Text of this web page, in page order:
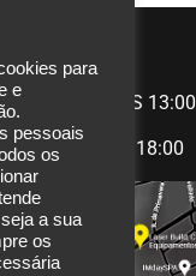
HORÁRIO
Manhã 09:00 àS 13:00
Tarde14:00 às 18:00
para
e
pessoais
os
a sua
os